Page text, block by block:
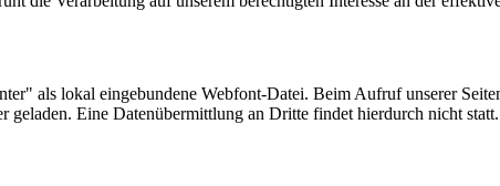
als lokal eingebundene Webfont-Datei. Beim Aufruf unserer
geladen. Eine Datenübermittlung an Dritte findet hierdurch nicht statt.